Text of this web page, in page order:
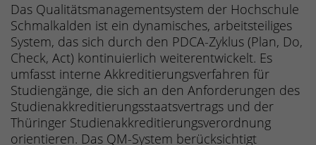
Das Qualitätsmanagementsystem der Hochschule
Schmalkalden ist ein dynamisches, arbeitsteiliges
System, das sich durch den PDCA-Zyklus (Plan, Do,
Check, Act) kontinuierlich weiterentwickelt. Es
umfasst interne Akkreditierungsverfahren für
Studiengänge, die sich an den Anforderungen des
Studienakkreditierungsstaatsvertrags und der
Thüringer Studienakkreditierungsverordnung
orientieren. Das QM-System berücksichtigt